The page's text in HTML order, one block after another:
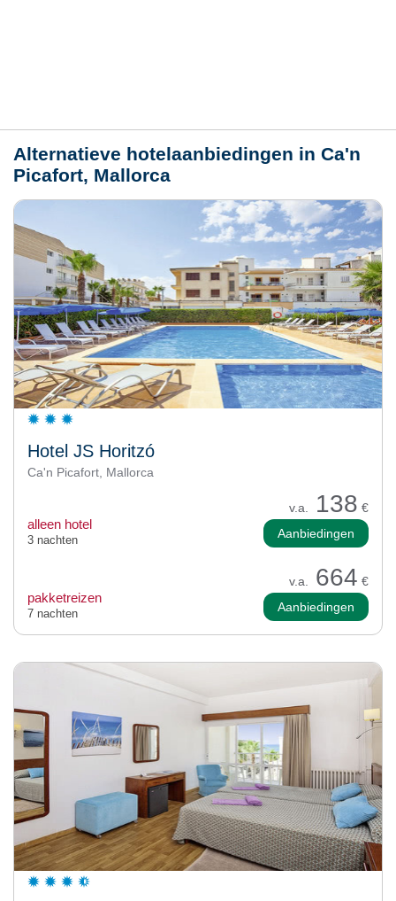
Alternatieve hotelaanbiedingen in Ca'n
Picafort, Mallorca
Hotel JS Horitzó
Ca'n Picafort, Mallorca
v.a. 138 €
alleen hotel
3 nachten Aanbiedingen
v.a. 664 €
pakketreizen
7 nachten Aanbiedingen